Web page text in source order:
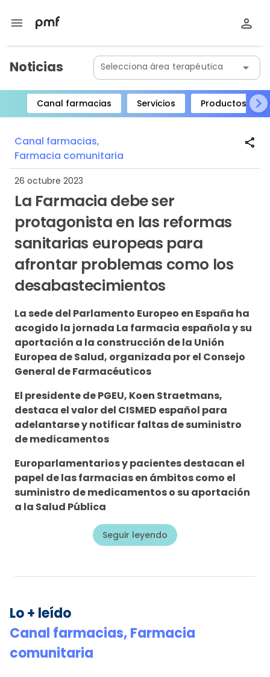
menu
Noticias Selecciona área terapéutica arrow_drop_down
Canal farmacias Servicios
Productos
Item
of
8
Canal farmacias,
Farmacia comunitaria
share
26 octubre 2023
La Farmacia debe ser
protagonista en las reformas
sanitarias europeas para
afrontar problemas como los
desabastecimientos
La sede del Parlamento Europeo en España ha
acogido la jornada La farmacia española y su
aportación a la construcción de la Unión
Europea de Salud, organizada por el Consejo
General de Farmacéuticos
El presidente de PGEU, Koen Straetmans,
destaca el valor del CISMED español para
adelantarse y notificar faltas de suministro
de medicamentos
Europarlamentarios y pacientes destacan el
papel de las farmacias en ámbitos como el
suministro de medicamentos o su aportación
a la Salud Pública
Seguir leyendo
Lo + leído
Canal farmacias,Farmacia
comunitaria